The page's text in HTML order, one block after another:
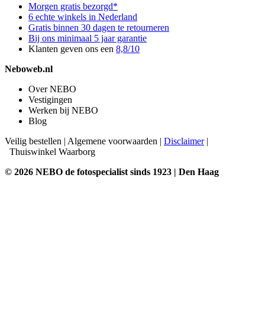
Morgen gratis bezorgd*
6 echte winkels in Nederland
Gratis binnen 30 dagen te retourneren
Bij ons minimaal 5 jaar garantie
Klanten geven ons een 8,8/10
Neboweb.nl
Over NEBO
Vestigingen
Werken bij NEBO
Blog
Veilig bestellen | Algemene voorwaarden | Disclaimer|
Thuiswinkel Waarborg
© 2026 NEBO de fotospecialist sinds 1923 | Den Haag